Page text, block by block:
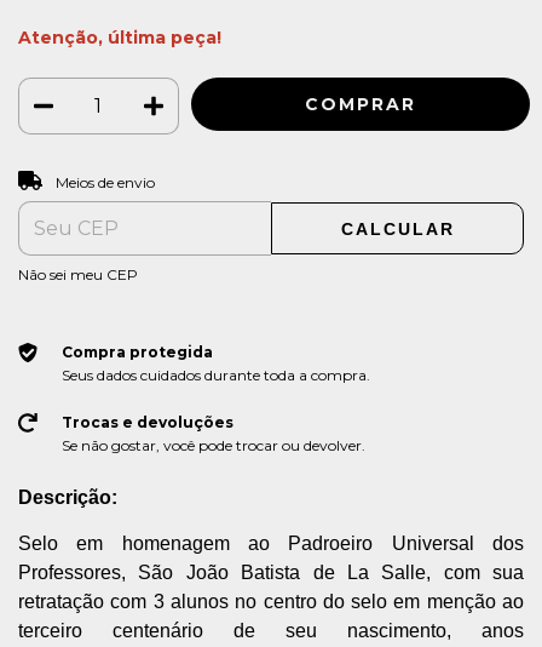
Atenção, última peça!
Entregas para o CEP:
Meios de envio
CALCULAR
Não sei meu CEP
Compra protegida
Seus dados cuidados durante toda a compra.
Trocas e devoluções
Se não gostar, você pode trocar ou devolver.
Descrição:
Selo em homenagem ao Padroeiro Universal dos
Professores, São João Batista de La Salle, com sua
retratação com 3 alunos no centro do selo em menção ao
terceiro centenário de seu nascimento, anos